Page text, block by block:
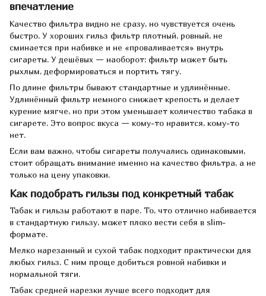
впечатление
Качество фильтра видно не сразу, но чувствуется очень
быстро. У хороших гильз фильтр плотный, ровный, не
сминается при набивке и не «проваливается» внутрь
сигареты. У дешёвых — наоборот: фильтр может быть
рыхлым, деформироваться и портить тягу.
По длине фильтры бывают стандартные и удлинённые.
Удлинённый фильтр немного снижает крепость и делает
курение мягче, но при этом уменьшает количество табака в
сигарете. Это вопрос вкуса — кому-то нравится, кому-то
нет.
Если вам важно, чтобы сигареты получались одинаковыми,
стоит обращать внимание именно на качество фильтра, а не
только на цену упаковки.
Как подобрать гильзы под конкретный табак
Табак и гильзы работают в паре. То, что отлично набивается
в стандартную гильзу, может плохо вести себя в slim-
формате.
Мелко нарезанный и сухой табак подходит практически для
любых гильз. С ним проще добиться ровной набивки и
нормальной тяги.
Табак средней нарезки лучше всего подходит для